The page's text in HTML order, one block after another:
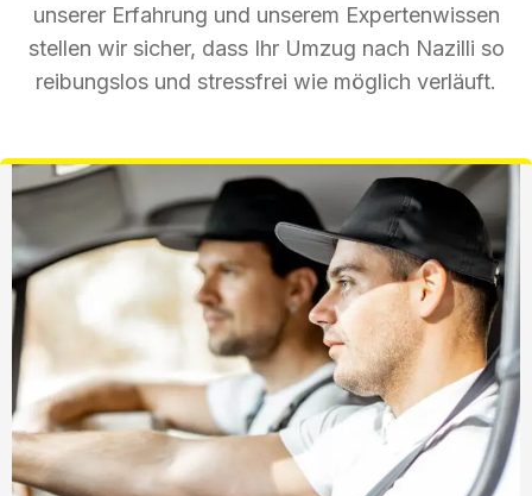
unserer Erfahrung und unserem Expertenwissen
stellen wir sicher, dass Ihr Umzug nach Nazilli so
reibungslos und stressfrei wie möglich verläuft.